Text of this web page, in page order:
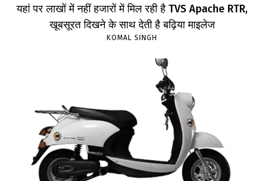
यहां पर लाखों में नहीं हजारों में मिल रही है TVS Apache RTR,
खूबसूरत दिखने के साथ देती है बढ़िया माइलेज
KOMAL SINGH